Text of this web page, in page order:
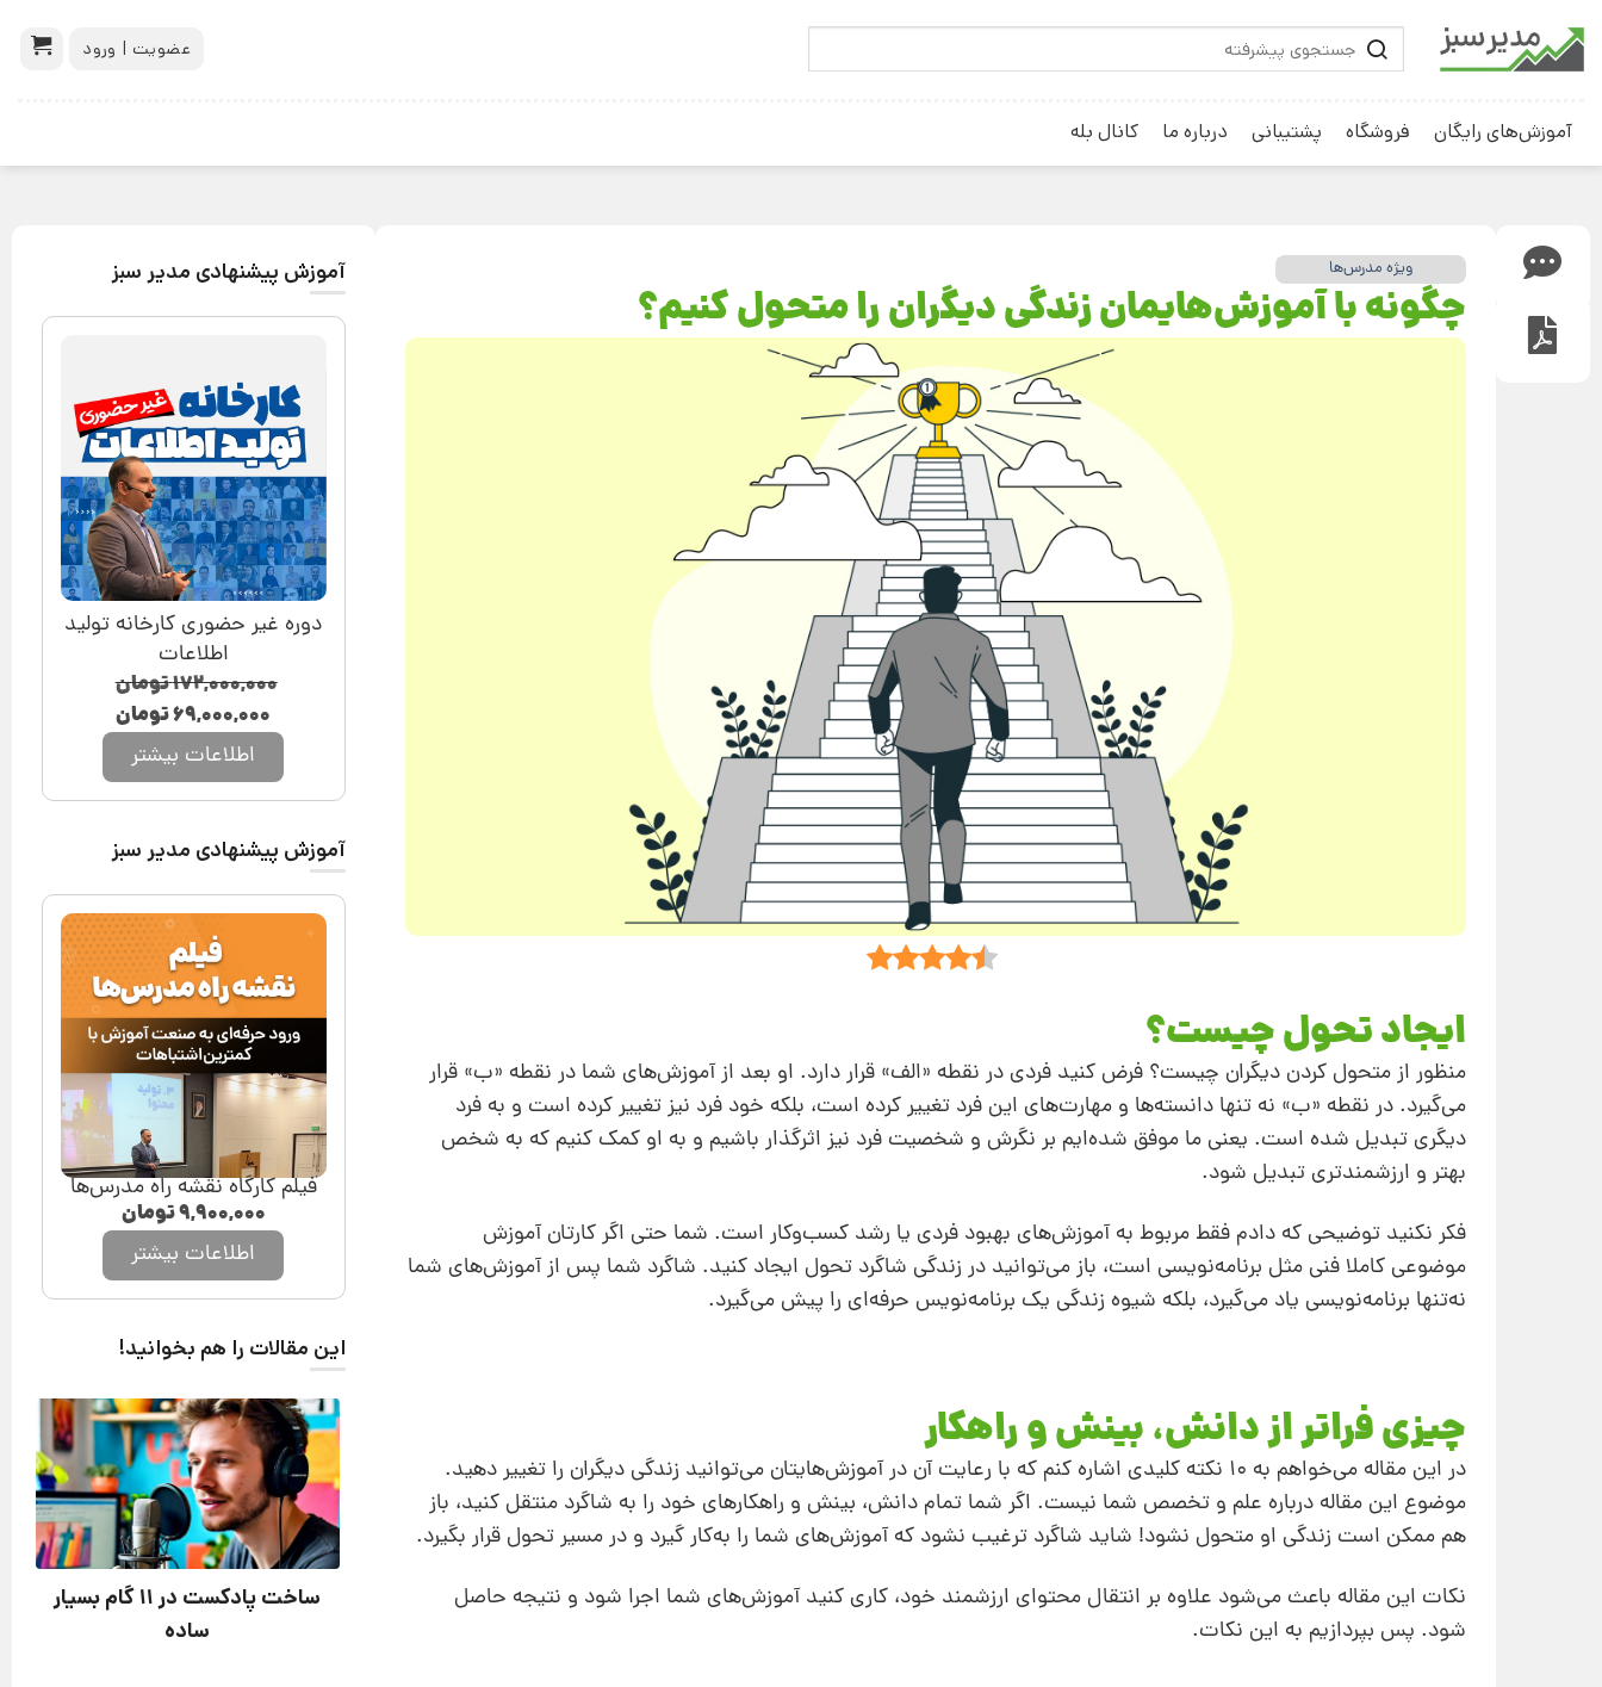
عضویت | ورود
آموزش‌های رایگان فروشگاه پشتیبانی درباره ما کانال بله
ویژه مدرس‌ها
چگونه با آموزش‌هایمان زندگی دیگران را متحول کنیم؟
ایجاد تحول چیست؟
منظور از متحول کردن دیگران چیست؟ فرض کنید فردی در نقطه «الف» قرار دارد. او بعد از آموزش‌های شما در نقطه «ب» قرار
می‌گیرد. در نقطه «ب» نه تنها دانسته‌ها و مهارت‌های این فرد تغییر کرده است، بلکه خود فرد نیز تغییر کرده است و به فرد
دیگری تبدیل شده است. یعنی ما موفق شده‌ایم بر نگرش و شخصیت فرد نیز اثرگذار باشیم و به او کمک کنیم که به شخص
بهتر و ارزشمندتری تبدیل شود.
فکر نکنید توضیحی که دادم فقط مربوط به آموزش‌های بهبود فردی یا رشد کسب‌و‌کار است. شما حتی اگر کارتان آموزش
موضوعی کاملا فنی مثل برنامه‌نویسی است، باز می‌توانید در زندگی شاگرد تحول ایجاد کنید. شاگرد شما پس از آموزش‌های شما
نه‌تنها برنامه‌نویسی یاد می‌گیرد، بلکه شیوه زندگی یک برنامه‌نویس حرفه‌ای را پیش می‌گیرد.
چیزی فراتر از دانش، بینش و راهکار
در این مقاله می‌خواهم به 10 نکته کلیدی اشاره کنم که با رعایت آن در آموزش‌هایتان می‌توانید زندگی دیگران را تغییر دهید.
موضوع این مقاله درباره علم و تخصص شما نیست. اگر شما تمام دانش، بینش و راهکارهای خود را به شاگرد منتقل کنید، باز
هم ممکن است زندگی او متحول نشود! شاید شاگرد ترغیب نشود که آموزش‌های شما را به‌کار گیرد و در مسیر تحول قرار بگیرد.
نکات این مقاله باعث می‌شود علاوه بر انتقال محتوای ارزشمند خود، کاری کنید آموزش‌های شما اجرا شود و نتیجه حاصل
شود. پس بپردازیم به این نکات.
آموزش پیشنهادی مدیر سبز
دوره غیر حضوری کارخانه تولید
اطلاعات
۱۷۲,۰۰۰,۰۰۰تومان
۶۹,۰۰۰,۰۰۰تومان
اطلاعات بیشتر
آموزش پیشنهادی مدیر سبز
فیلم کارگاه نقشه راه مدرس‌ها
۹,۹۰۰,۰۰۰تومان
اطلاعات بیشتر
این مقالات را هم بخوانید!
ساخت پادکست در 11 گام بسیار
ساده